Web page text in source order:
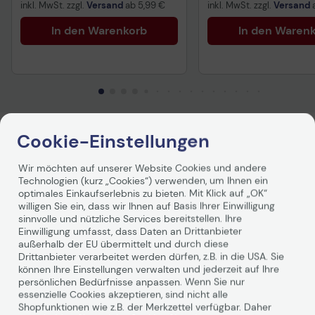
inkl. MwSt. zzgl. Versand ab 5,99 €
In den Warenkorb
inkl. MwSt. zzgl. Versand
In den
Produktbeschreibung
PAGNA Ordnungsmappe 12 Fächer -
schwarz
Die PAGNA Ordnungsmappe 12 Fächer in elegantem
Schwarz vereint Funktionalität und ansprechendes
Design. Hergestellt aus strapazierfähigem Pressspan,
bietet diese Mappe nicht nur eine langlebige Lösung zur
Organisation Ihrer Unterlagen, sondern auch einen
stilvollen Auftritt in jedem Büro oder Homeoffice. Der
Cookie-Einstellungen
Wir möchten auf unserer Website Cookies und andere
Technologien (kurz „Cookies“) verwenden, um Ihnen ein
optimales Einkaufserlebnis zu bieten. Mit Klick auf „OK“
willigen Sie ein, dass wir Ihnen auf Basis Ihrer Einwilligung
sinnvolle und nützliche Services bereitstellen. Ihre
Einwilligung umfasst, dass Daten an Drittanbieter
außerhalb der EU übermittelt und durch diese
Drittanbieter verarbeitet werden dürfen, z.B. in die USA. Sie
können Ihre Einstellungen verwalten und jederzeit auf Ihre
persönlichen Bedürfnisse anpassen. Wenn Sie nur
essenzielle Cookies akzeptieren, sind nicht alle
Shopfunktionen wie z.B. der Merkzettel verfügbar. Daher